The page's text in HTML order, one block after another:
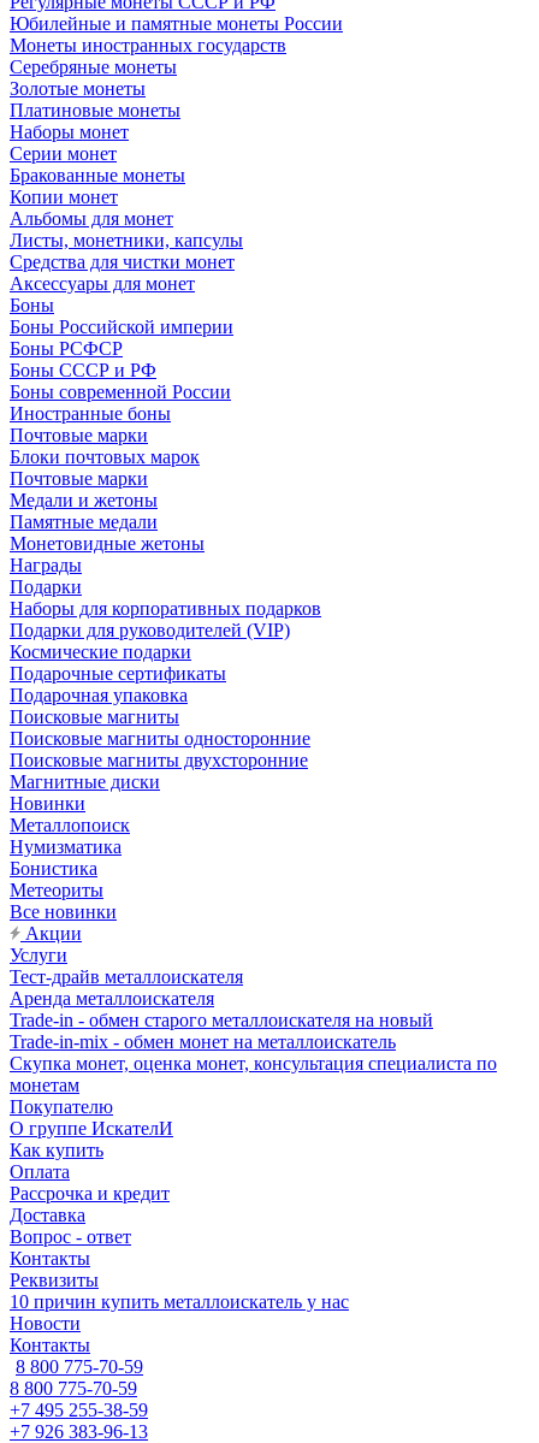
Юбилейные и памятные монеты России
Монеты иностранных государств
Серебряные монеты
Золотые монеты
Платиновые монеты
Наборы монет
Серии монет
Бракованные монеты
Копии монет
Альбомы для монет
Листы, монетники, капсулы
Средства для чистки монет
Аксессуары для монет
Боны
Боны Российской империи
Боны РСФСР
Боны СССР и РФ
Боны современной России
Иностранные боны
Почтовые марки
Блоки почтовых марок
Почтовые марки
Медали и жетоны
Памятные медали
Монетовидные жетоны
Награды
Подарки
Наборы для корпоративных подарков
Подарки для руководителей (VIP)
Космические подарки
Подарочные сертификаты
Подарочная упаковка
Поисковые магниты
Поисковые магниты односторонние
Поисковые магниты двухсторонние
Магнитные диски
Новинки
Металлопоиск
Нумизматика
Бонистика
Метеориты
Все новинки
Акции
Услуги
Тест-драйв металлоискателя
Аренда металлоискателя
Trade-in - обмен старого металлоискателя на новый
Trade-in-mix - обмен монет на металлоискатель
Скупка монет, оценка монет, консультация специалиста по
монетам
Покупателю
О группе ИскателИ
Как купить
Оплата
Рассрочка и кредит
Доставка
Вопрос - ответ
Контакты
Реквизиты
10 причин купить металлоискатель у нас
Новости
Контакты
8 800 775-70-59
8 800 775-70-59
+7 495 255-38-59
+7 926 383-96-13